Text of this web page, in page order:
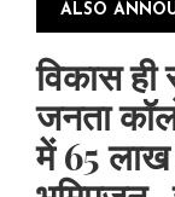
ALSO
विकास
जनता
में 65 लाख